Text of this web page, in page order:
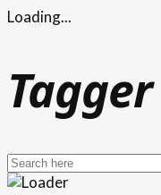
Loading...
Tagger